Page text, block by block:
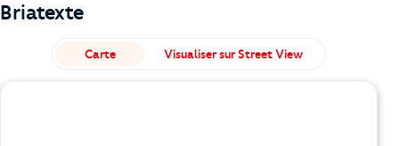
Briatexte
Carte Visualiser sur Street View